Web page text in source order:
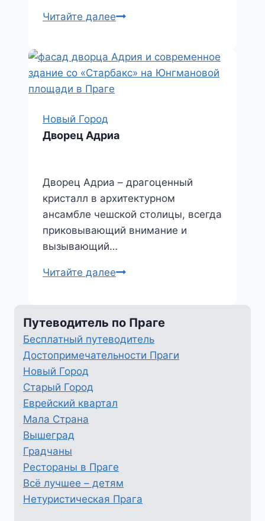
Читайте далееWiehlův
Новый Город
Дворец Адриа
Дворец Адриа – драгоценный
кристалл в архитектурном
ансамбле чешской столицы, всегда
приковывающий внимание и
вызывающий…
Читайте далееДворец
Путеводитель по Праге
Бесплатный путеводитель
Достопримечательности Праги
Новый Город
Старый Город
Еврейский квартал
Мала Страна
Вышеград
Градчаны
Рестораны в Праге
Всё лучшее – детям
Нетуристическая Прага